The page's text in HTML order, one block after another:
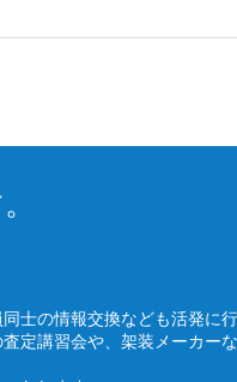
士の情報交換なども活発に行
定講習会や、架装メーカー